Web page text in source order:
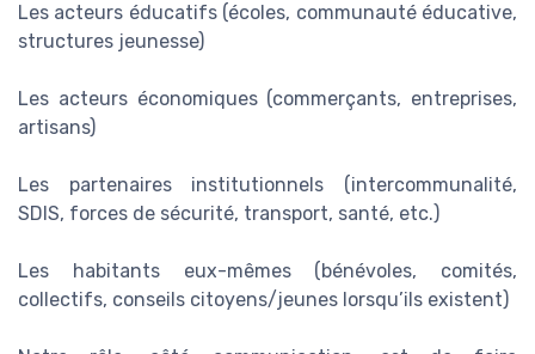
Les acteurs éducatifs (écoles, communauté éducative,
structures jeunesse)
Les acteurs économiques (commerçants, entreprises,
artisans)
Les partenaires institutionnels (intercommunalité,
SDIS, forces de sécurité, transport, santé, etc.)
Les habitants eux-mêmes (bénévoles, comités,
collectifs, conseils citoyens/jeunes lorsqu’ils existent)